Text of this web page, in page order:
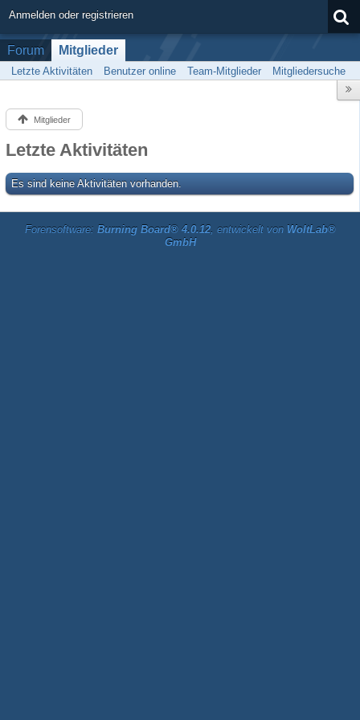
Anmelden oder registrieren
Forum Mitglieder
Letzte Aktivitäten Benutzer online Team-Mitglieder Mitgliedersuche
Mitglieder
Letzte Aktivitäten
Es sind keine Aktivitäten vorhanden.
Forensoftware: Burning Board® 4.0.12, entwickelt von WoltLab®
GmbH